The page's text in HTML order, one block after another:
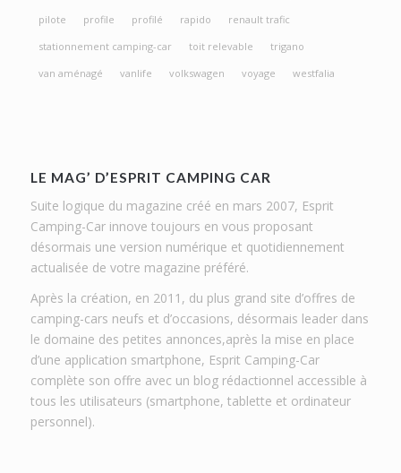
pilote
profile profilé rapido
renault trafic
stationnement camping-car
toit relevable
trigano
van aménagé
vanlife volkswagen voyage westfalia
LE MAG’ D’ESPRIT CAMPING CAR
Suite logique du magazine créé en mars 2007, Esprit
Camping-Car innove toujours en vous proposant
désormais une version numérique et quotidiennement
actualisée de votre magazine préféré.
Après la création, en 2011, du plus grand site d’offres de
camping-cars neufs et d’occasions, désormais leader dans
le domaine des petites annonces,après la mise en place
d’une application smartphone, Esprit Camping-Car
complète son offre avec un blog rédactionnel accessible à
tous les utilisateurs (smartphone, tablette et ordinateur
personnel).